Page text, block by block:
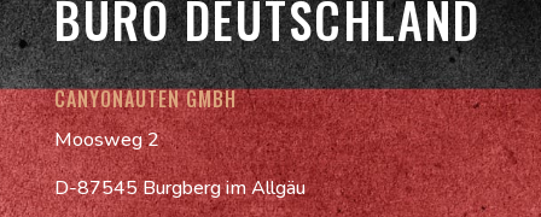
BÜRO DEUTSCHLAND
CANYONAUTEN GMBH
Moosweg 2
D-87545 Burgberg im Allgäu